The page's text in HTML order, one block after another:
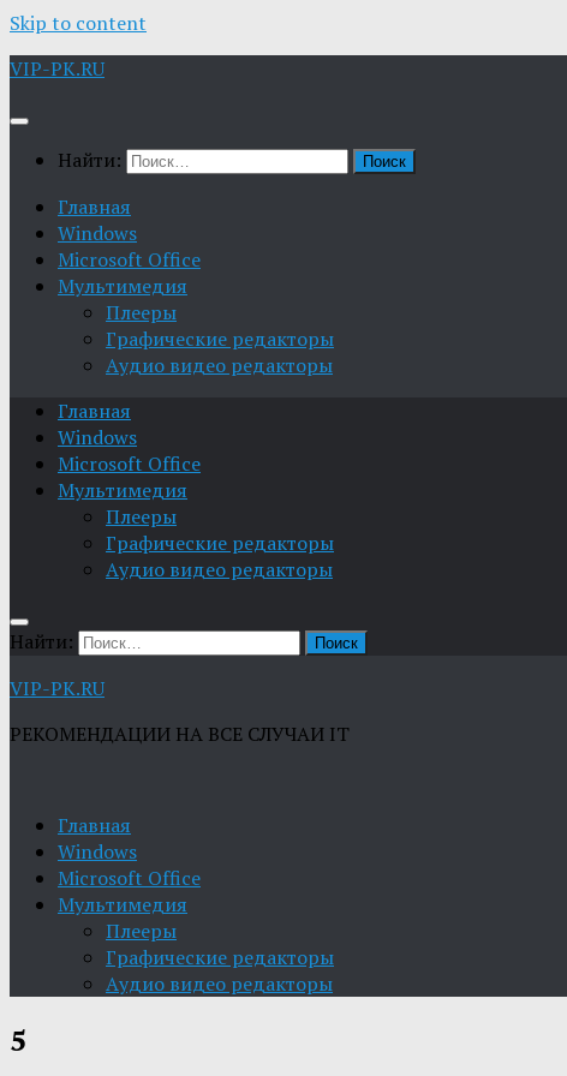
Skip to content
VIP-PK.RU
Найти:
Главная
Windows
Microsoft Office
Мультимедия
Плееры
Графические редакторы
Aудио видео редакторы
Главная
Windows
Microsoft Office
Мультимедия
Плееры
Графические редакторы
Aудио видео редакторы
Найти:
VIP-PK.RU
РЕКОМЕНДАЦИИ НА ВСЕ СЛУЧАИ IT
Главная
Windows
Microsoft Office
Мультимедия
Плееры
Графические редакторы
Aудио видео редакторы
5